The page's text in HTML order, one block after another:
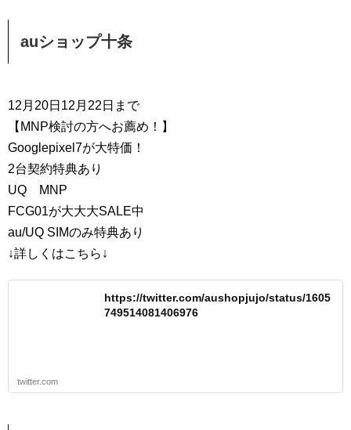
auショップ十条
12月20日12月22日まで
【MNP検討の方へお薦め！】
Googlepixel7が大特価！
2台契約特典あり
UQ MNP
FCG01が大大大SALE中
au/UQ SIMのみ特典あり
↓詳しくはこちら↓
https://twitter.com/aushopjujo/status/1605
749514081406976
twitter.com